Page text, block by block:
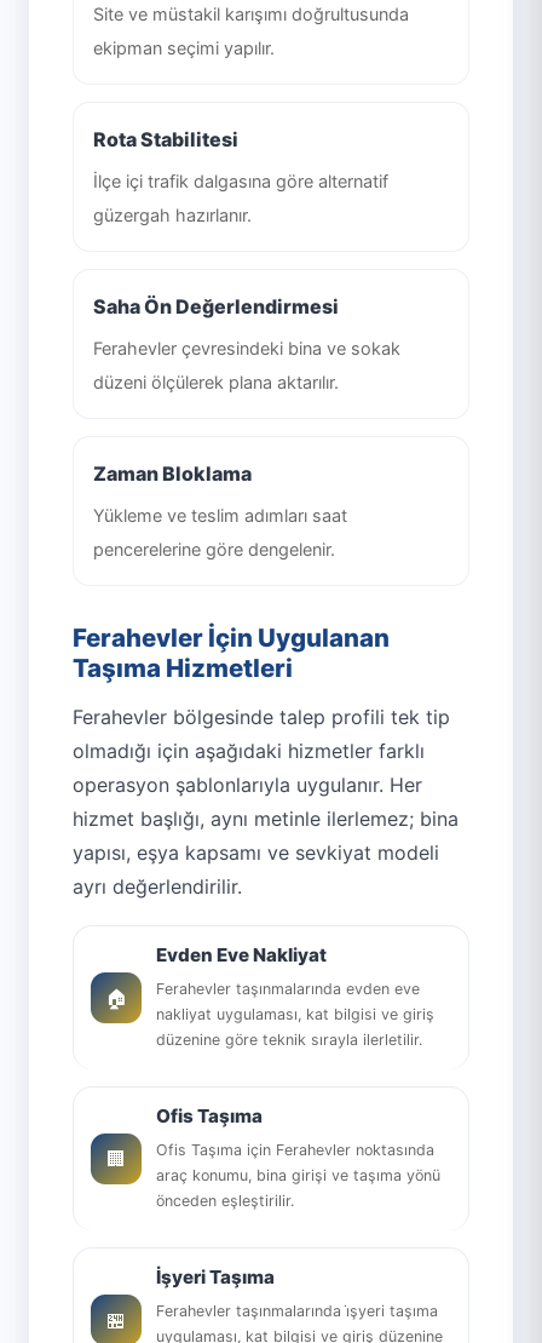
Site ve müstakil karışımı doğrultusunda
ekipman seçimi yapılır.
Rota Stabilitesi
İlçe içi trafik dalgasına göre alternatif
güzergah hazırlanır.
Saha Ön Değerlendirmesi
Ferahevler çevresindeki bina ve sokak
düzeni ölçülerek plana aktarılır.
Zaman Bloklama
Yükleme ve teslim adımları saat
pencerelerine göre dengelenir.
Ferahevler İçin Uygulanan
Taşıma Hizmetleri
Ferahevler bölgesinde talep profili tek tip
olmadığı için aşağıdaki hizmetler farklı
operasyon şablonlarıyla uygulanır. Her
hizmet başlığı, aynı metinle ilerlemez; bina
yapısı, eşya kapsamı ve sevkiyat modeli
ayrı değerlendirilir.
🏠
Evden Eve Nakliyat
Ferahevler taşınmalarında evden eve
nakliyat uygulaması, kat bilgisi ve giriş
düzenine göre teknik sırayla ilerletilir.
🏢
Ofis Taşıma
Ofis Taşıma için Ferahevler noktasında
araç konumu, bina girişi ve taşıma yönü
önceden eşleştirilir.
🏪
İşyeri Taşıma
Ferahevler taşınmalarında i̇şyeri taşıma
uygulaması, kat bilgisi ve giriş düzenine